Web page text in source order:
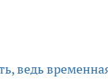
ведь